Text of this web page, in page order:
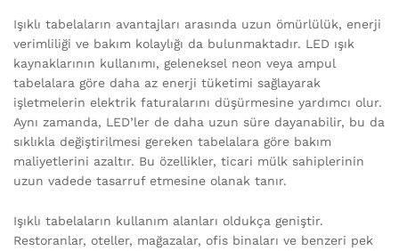
Işıklı tabelaların avantajları arasında uzun ömürlülük, enerji
verimliliği ve bakım kolaylığı da bulunmaktadır. LED ışık
kaynaklarının kullanımı, geleneksel neon veya ampul
tabelalara göre daha az enerji tüketimi sağlayarak
işletmelerin elektrik faturalarını düşürmesine yardımcı olur.
Aynı zamanda, LED’ler de daha uzun süre dayanabilir, bu da
sıklıkla değiştirilmesi gereken tabelalara göre bakım
maliyetlerini azaltır. Bu özellikler, ticari mülk sahiplerinin
uzun vadede tasarruf etmesine olanak tanır.
Işıklı tabelaların kullanım alanları oldukça geniştir.
Restoranlar, oteller, mağazalar, ofis binaları ve benzeri pek